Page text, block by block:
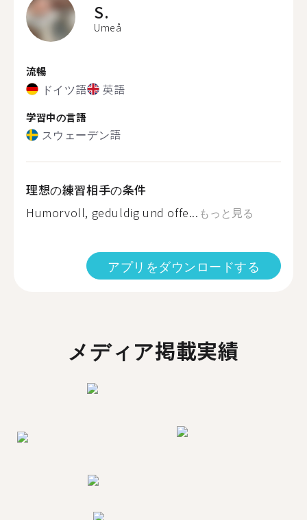
S.
Umeå
流暢
ドイツ語 英語
学習中の言語
スウェーデン語
理想の練習相手の条件
Humorvoll, geduldig und offe... もっと見る
アプリをダウンロードする
メディア掲載実績